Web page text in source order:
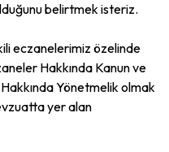
belirtmek isteriz.
eczanelerimiz özelinde
Hakkında Kanun ve
Yönetmelik olmak
yer alan